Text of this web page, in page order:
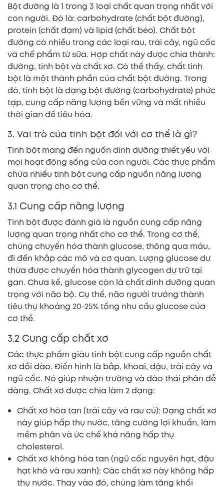
Bột đường là 1 trong 3 loại chất quan trọng nhất với
con người. Đó là: carbohydrate (chất bột đường),
protein (chất đạm) và lipid (chất béo). Chất bột
đường có nhiều trong các loại rau, trái cây, ngũ cốc
và chế phẩm từ sữa. Hợp chất này được chia thành:
đường, tinh bột và chất xơ. Có thể thấy, chất tinh
bột là một thành phần của chất bột đường. Trong
đó, tinh bột là dạng bột đường (carbohydrate) phức
tạp, cung cấp năng lượng bền vững và mất nhiều
thời gian để tiêu hóa.
3. Vai trò của tinh bột đối với cơ thể là gì?
Tinh bột mang đến nguồn dinh dưỡng thiết yếu với
mọi hoạt động sống của con người. Các thực phẩm
chứa nhiều tinh bột cung cấp nguồn năng lượng
quan trọng cho cơ thể.
3.1 Cung cấp năng lượng
Tinh bột được đánh giá là nguồn cung cấp năng
lượng quan trọng nhất cho cơ thể. Trong cơ thể,
chúng chuyển hóa thành glucose, thông qua máu,
đi đến khắp các mô và cơ quan. Lượng glucose dư
thừa được chuyển hóa thành glycogen dự trữ tại
gan. Chưa kể, glucose còn là chất dinh dưỡng quan
trọng với não bộ. Cụ thể, não người trưởng thành
tiêu thụ khoảng 20-25% tổng nhu cầu glucose của
cơ thể.
3.2 Cung cấp chất xơ
Các thực phẩm giàu tinh bột cung cấp nguồn chất
xơ dồi dào. Điển hình là bắp, khoai, đậu, trái cây và
ngũ cốc. Nó giúp nhuận trường và đào thải phân dễ
dàng. Chất xơ được chia làm 2 dạng:
Chất xơ hòa tan (trái cây và rau củ): Dạng chất xơ
này giúp hấp thụ nước, tăng cường lợi khuẩn, làm
mềm phân và ức chế khả năng hấp thụ
cholesterol.
Chất xơ không hòa tan (ngũ cốc nguyên hạt, đậu
hạt khô và rau xanh): Các chất xơ này không hấp
thụ nước. Thay vào đó, chúng làm tăng khối